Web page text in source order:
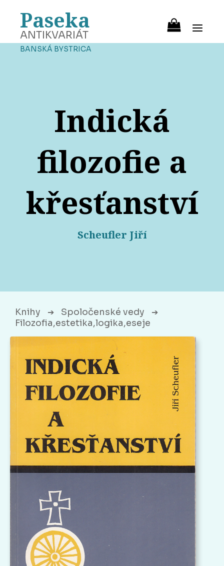
Paseka
ANTIKVARIÁT
BANSKÁ BYSTRICA
Indická
filozofie a
křesťanství
Scheufler Jiří
Knihy ➔ Spoločenské vedy ➔
Filozofia,estetika,logika,eseje